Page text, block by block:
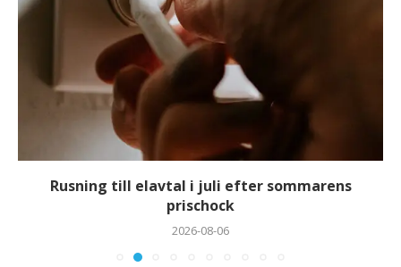
Rusning till elavtal i juli efter sommarens
prischock
2026-08-06